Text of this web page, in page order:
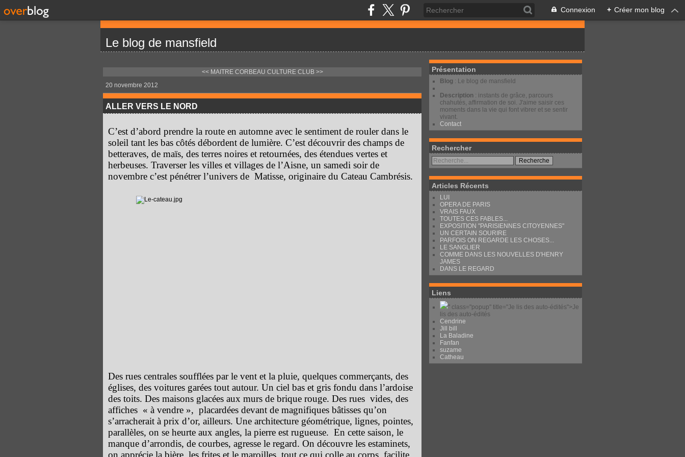
Connexion + Créer mon blog
Le blog de mansfield
<< MAITRE CORBEAU CULTURE CLUB >>
20 novembre 2012
ALLER VERS LE NORD
C’est d’abord prendre la route en automne avec le sentiment de rouler dans le
soleil tant les bas côtés débordent de lumière. C’est découvrir des champs de
betteraves, de maïs, des terres noires et retournées, des étendues vertes et
herbeuses. Traverser les villes et villages de l’Aisne, un samedi soir de
novembre c’est pénétrer l’univers de Matisse, originaire du Cateau Cambrésis.
Des rues centrales soufflées par le vent et la pluie, quelques commerçants, des
églises, des voitures garées tout autour. Un ciel bas et gris fondu dans l’ardoise
des toits. Des maisons glacées aux murs de brique rouge. Des rues vides, des
affiches « à vendre », placardées devant de magnifiques bâtisses qu’on
s’arracherait à prix d’or, ailleurs. Une architecture géométrique, lignes, pointes,
parallèles, on se heurte aux angles, la pierre est rugueuse. En cette saison, le
manque d’arrondis, de courbes, agresse le regard. On découvre les estaminets,
on apprécie la bière, les frites et le maroilles, tout ce qui colle au corps, facilite
Présentation
Blog : Le blog de mansfield
Description : instants de grâce, parcours
chahutés, affirmation de soi. J'aime saisir ces
moments dans la vie qui font vibrer et se sentir
vivant.
Contact
Rechercher
Articles Récents
LUI
OPERA DE PARIS
VRAIS FAUX
TOUTES CES FABLES...
EXPOSITION "PARISIENNES CITOYENNES"
UN CERTAIN SOURIRE
PARFOIS ON REGARDE LES CHOSES...
LE SANGLIER
COMME DANS LES NOUVELLES D'HENRY
JAMES
DANS LE REGARD
Liens
" class="popup" title="Je lis des auto-édités">Je
lis des auto-édités
Cendrine
Jill bill
La Baladine
Fanfan
suzame
Catheau